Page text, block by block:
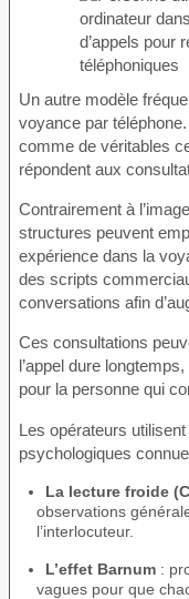
Un autre modèle
voyance par
comme de véritables
répondent aux
Contrairement à
structures peuvent
expérience dans la
des scripts
conversations afin
Ces consultations
l’appel dure
pour la personne qui
Les opérateurs
psychologiques
La lecture froide
observations
l’interlocuteur.
L’effet Barnum :
vagues pour que